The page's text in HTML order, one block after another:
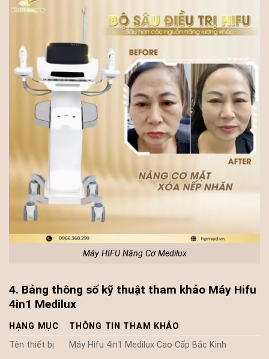
Máy HIFU Nâng Cơ Medilux
4. Bảng thông số kỹ thuật tham khảo Máy Hifu
4in1 Medilux
HẠNG MỤC
THÔNG TIN THAM KHẢO
Tên thiết bị
Máy Hifu 4in1 Medilux Cao Cấp Bắc Kinh